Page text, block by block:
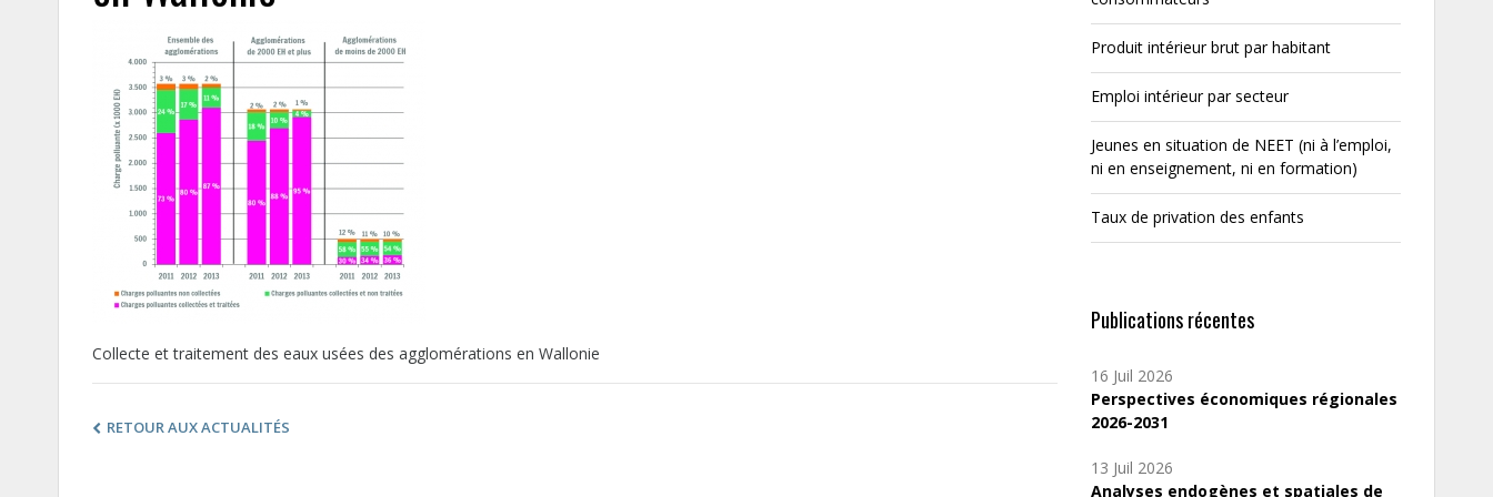
Collecte et traitement des eaux usées des agglomérations en Wallonie
RETOUR AUX ACTUALITÉS
Produit intérieur brut par habitant
Emploi intérieur par secteur
Jeunes en situation de NEET (ni à l’emploi,
ni en enseignement, ni en formation)
Taux de privation des enfants
Publications récentes
16 Juil 2026
Perspectives économiques régionales
2026-2031
13 Juil 2026
Analyses endogènes et spatiales de